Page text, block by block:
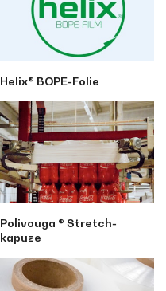
Helix® BOPE-Folie
Polivouga ® Stretch-
kapuze